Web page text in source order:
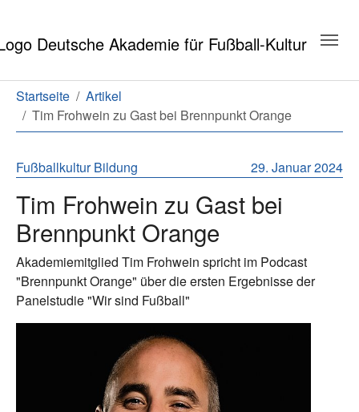
Sie sind hier:
Startseite
Artikel
Tim Frohwein zu Gast bei Brennpunkt Orange
29. Januar 2024
FußballkulturBildung
Tim Frohwein zu Gast bei
Brennpunkt Orange
Akademiemitglied Tim Frohwein spricht im Podcast
"Brennpunkt Orange" über die ersten Ergebnisse der
Panelstudie "Wir sind Fußball"